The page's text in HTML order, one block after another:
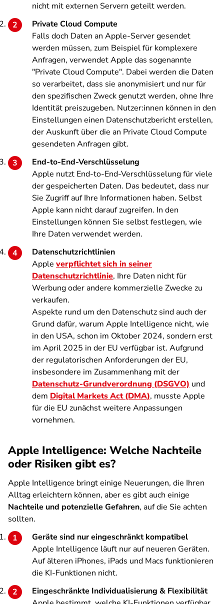
nicht mit externen Servern geteilt werden.
Private Cloud Compute
Falls doch Daten an Apple-Server gesendet
werden müssen, zum Beispiel für komplexere
Anfragen, verwendet Apple das sogenannte
"Private Cloud Compute". Dabei werden die Daten
so verarbeitet, dass sie anonymisiert und nur für
den spezifischen Zweck genutzt werden, ohne Ihre
Identität preiszugeben. Nutzer:innen können in den
Einstellungen einen Datenschutzbericht erstellen,
der Auskunft über die an Private Cloud Compute
gesendeten Anfragen gibt.
End-to-End-Verschlüsselung
Apple nutzt End-to-End-Verschlüsselung für viele
der gespeicherten Daten. Das bedeutet, dass nur
Sie Zugriff auf Ihre Informationen haben. Selbst
Apple kann nicht darauf zugreifen. In den
Einstellungen können Sie selbst festlegen, wie
Ihre Daten verwendet werden.
Datenschutzrichtlinien
Apple verpflichtet sich in seiner
Datenschutzrichtlinie, Ihre Daten nicht für
Werbung oder andere kommerzielle Zwecke zu
verkaufen.
Aspekte rund um den Datenschutz sind auch der
Grund dafür, warum Apple Intelligence nicht, wie
in den USA, schon im Oktober 2024, sondern erst
im April 2025 in der EU verfügbar ist. Aufgrund
der regulatorischen Anforderungen der EU,
insbesondere im Zusammenhang mit der
Datenschutz-Grundverordnung (DSGVO) und
dem Digital Markets Act (DMA), musste Apple
für die EU zunächst weitere Anpassungen
vornehmen.
Apple Intelligence: Welche Nachteile
oder Risiken gibt es?
Apple Intelligence bringt einige Neuerungen, die Ihren
Alltag erleichtern können, aber es gibt auch einige
Nachteile und potenzielle Gefahren, auf die Sie achten
sollten.
Geräte sind nur eingeschränkt kompatibel
Apple Intelligence läuft nur auf neueren Geräten.
Auf älteren iPhones, iPads und Macs funktionieren
die KI-Funktionen nicht.
Eingeschränkte Individualisierung & Flexibilität